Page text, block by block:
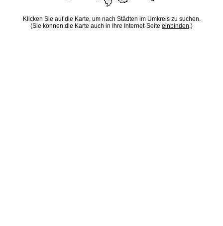
Klicken Sie auf die Karte, um nach Städten im Umkreis zu suchen.
(Sie können die Karte auch in Ihre Internet-Seite einbinden.)